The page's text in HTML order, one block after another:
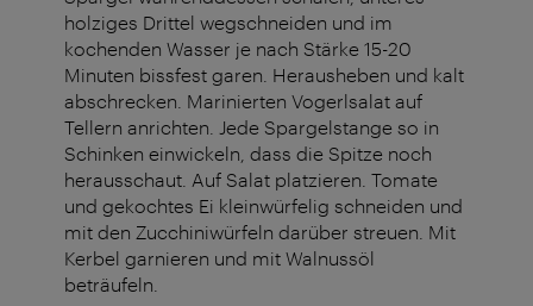
holziges Drittel wegschneiden und im
kochenden Wasser je nach Stärke 15-20
Minuten bissfest garen. Herausheben und kalt
abschrecken. Marinierten Vogerlsalat auf
Tellern anrichten. Jede Spargelstange so in
Schinken einwickeln, dass die Spitze noch
herausschaut. Auf Salat platzieren. Tomate
und gekochtes Ei kleinwürfelig schneiden und
mit den Zucchiniwürfeln darüber streuen. Mit
Kerbel garnieren und mit Walnussöl
beträufeln.